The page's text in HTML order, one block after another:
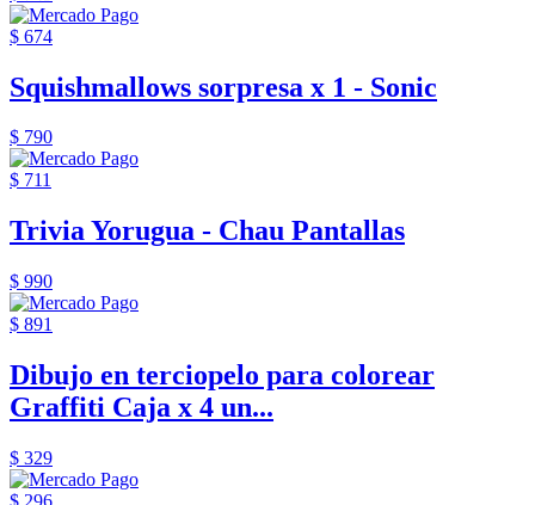
$ 674
Squishmallows sorpresa x 1 - Sonic
$ 790
$ 711
Trivia Yorugua - Chau Pantallas
$ 990
$ 891
Dibujo en terciopelo para colorear
Graffiti Caja x 4 un...
$ 329
$ 296